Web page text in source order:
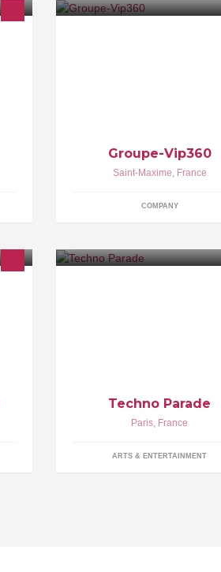
Groupe-Vip360
Saint-Maxime, France
COMPANY
Techno Parade
Paris, France
ARTS & ENTERTAINMENT